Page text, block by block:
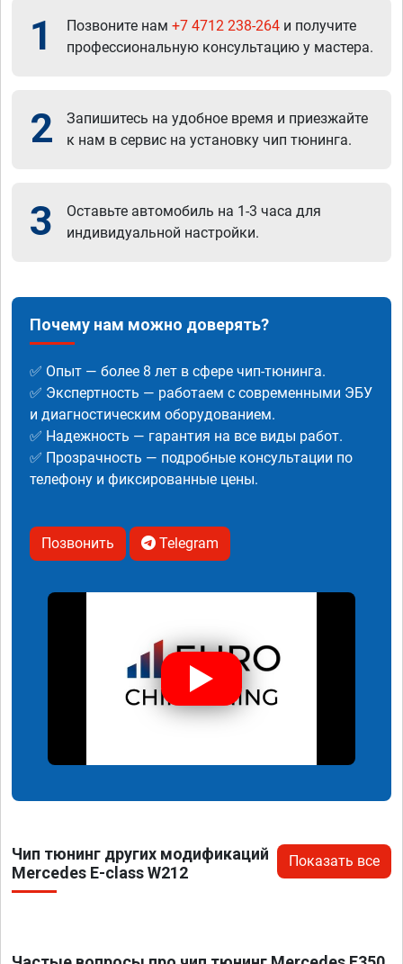
1 Позвоните нам +7 4712 238-264 и получите
профессиональную консультацию у мастера.
2
Запишитесь на удобное время и приезжайте
к нам в сервис на установку чип тюнинга.
3
Оставьте автомобиль на 1-3 часа для
индивидуальной настройки.
Почему нам можно доверять?
✅ Опыт — более 8 лет в сфере чип-тюнинга.
✅ Экспертность — работаем с современными ЭБУ
и диагностическим оборудованием.
✅ Надежность — гарантия на все виды работ.
✅ Прозрачность — подробные консультации по
телефону и фиксированные цены.
Позвонить Telegram
Чип тюнинг других модификаций
Mercedes E-class W212
Показать все